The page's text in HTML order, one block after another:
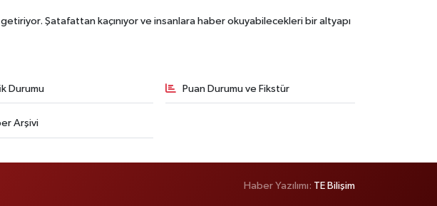
Şatafattan kaçınıyor ve insanlara haber okuyabilecekleri bir altyapı
Durumu Puan Durumu ve Fikstür
Arşivi
Haber Yazılımı: TE Bilişim